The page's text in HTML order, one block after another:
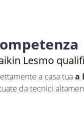
Lesmo
a casa tuaa
da tecnici